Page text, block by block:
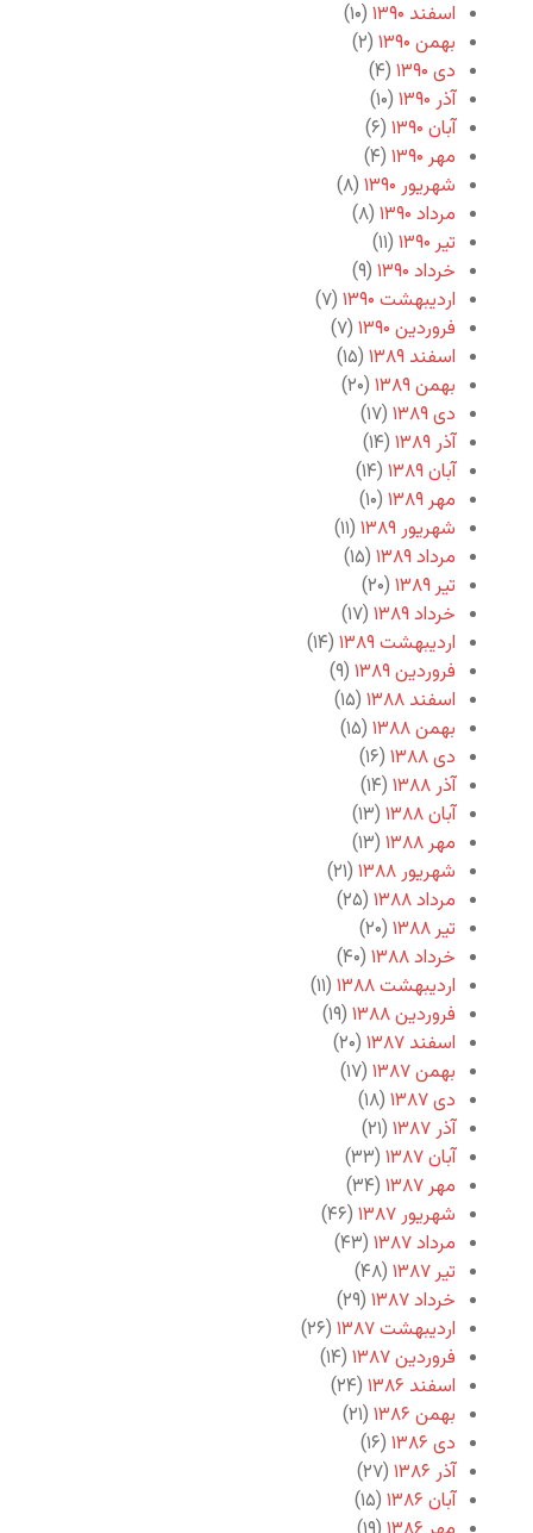
اسفند ۱۳۹۰
(۱۰)
بهمن ۱۳۹۰
(۲)
دی ۱۳۹۰
(۴)
آذر ۱۳۹۰
(۱۰)
آبان ۱۳۹۰
(۶)
مهر ۱۳۹۰
(۴)
شهریور ۱۳۹۰
(۸)
مرداد ۱۳۹۰
(۸)
تیر ۱۳۹۰
(۱۱)
خرداد ۱۳۹۰
(۹)
اردیبهشت ۱۳۹۰
(۷)
فروردین ۱۳۹۰
(۷)
اسفند ۱۳۸۹
(۱۵)
بهمن ۱۳۸۹
(۲۰)
دی ۱۳۸۹
(۱۷)
آذر ۱۳۸۹
(۱۴)
آبان ۱۳۸۹
(۱۴)
مهر ۱۳۸۹
(۱۰)
شهریور ۱۳۸۹
(۱۱)
مرداد ۱۳۸۹
(۱۵)
تیر ۱۳۸۹
(۲۰)
خرداد ۱۳۸۹
(۱۷)
اردیبهشت ۱۳۸۹
(۱۴)
فروردین ۱۳۸۹
(۹)
اسفند ۱۳۸۸
(۱۵)
بهمن ۱۳۸۸
(۱۵)
دی ۱۳۸۸
(۱۶)
آذر ۱۳۸۸
(۱۴)
آبان ۱۳۸۸
(۱۳)
مهر ۱۳۸۸
(۱۳)
شهریور ۱۳۸۸
(۲۱)
مرداد ۱۳۸۸
(۲۵)
تیر ۱۳۸۸
(۲۰)
خرداد ۱۳۸۸
(۴۰)
اردیبهشت ۱۳۸۸
(۱۱)
فروردین ۱۳۸۸
(۱۹)
اسفند ۱۳۸۷
(۲۰)
بهمن ۱۳۸۷
(۱۷)
دی ۱۳۸۷
(۱۸)
آذر ۱۳۸۷
(۲۱)
آبان ۱۳۸۷
(۳۳)
مهر ۱۳۸۷
(۳۴)
شهریور ۱۳۸۷
(۴۶)
مرداد ۱۳۸۷
(۴۳)
تیر ۱۳۸۷
(۴۸)
خرداد ۱۳۸۷
(۲۹)
اردیبهشت ۱۳۸۷
(۲۶)
فروردین ۱۳۸۷
(۱۴)
اسفند ۱۳۸۶
(۲۴)
بهمن ۱۳۸۶
(۲۱)
دی ۱۳۸۶
(۱۶)
آذر ۱۳۸۶
(۲۷)
آبان ۱۳۸۶
(۱۵)